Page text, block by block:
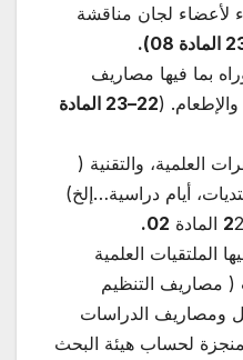
لأعضاء لجان مناقشة
08
)
.
بما فيها مصاريف
والإطعام. (22
–
23 المادة
العلمية، والتقنية (
أيام دراسية…إلخ)
22 المادة
02.
الملتقيات العلمية
( مصاريف التنظيم
ومصاريف الدراسات
لحساب هيئة البحث